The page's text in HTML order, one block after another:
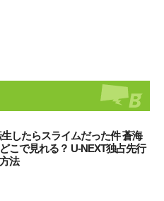
生したらスライムだった件 蒼海
こで見れる？ U-NEXT独占先行
法